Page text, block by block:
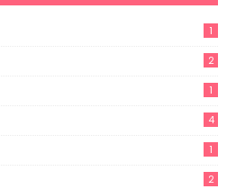
1
2
1
4
1
2